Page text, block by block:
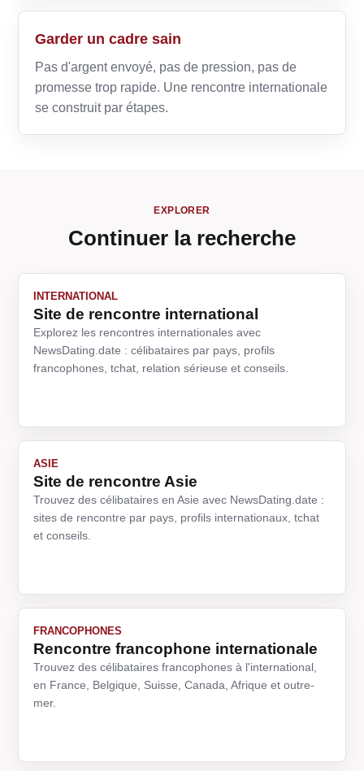
Garder un cadre sain
Pas d'argent envoyé, pas de pression, pas de
promesse trop rapide. Une rencontre internationale
se construit par étapes.
EXPLORER
Continuer la recherche
INTERNATIONAL
Site de rencontre international
Explorez les rencontres internationales avec
NewsDating.date : célibataires par pays, profils
francophones, tchat, relation sérieuse et conseils.
ASIE
Site de rencontre Asie
Trouvez des célibataires en Asie avec NewsDating.date :
sites de rencontre par pays, profils internationaux, tchat
et conseils.
FRANCOPHONES
Rencontre francophone internationale
Trouvez des célibataires francophones à l'international,
en France, Belgique, Suisse, Canada, Afrique et outre-
mer.